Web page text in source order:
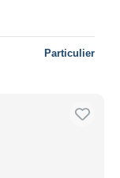
Particulier